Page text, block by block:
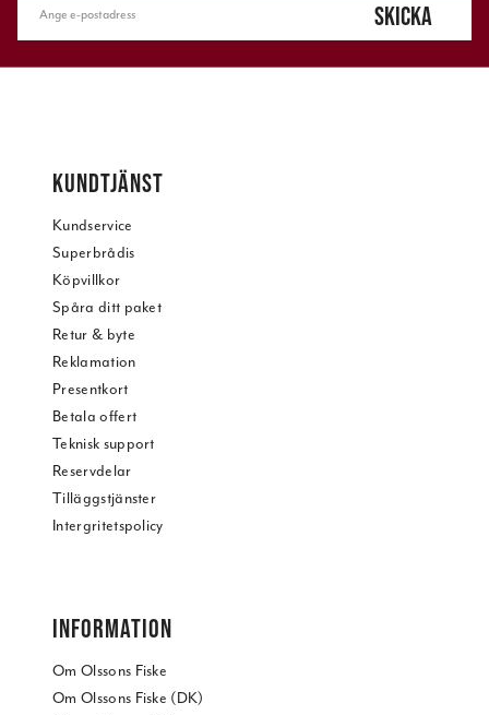
SKICKA
KUNDTJÄNST
Kundservice
Superbrådis
Köpvillkor
Spåra ditt paket
Retur & byte
Reklamation
Presentkort
Betala offert
Teknisk support
Reservdelar
Tilläggstjänster
Intergritetspolicy
INFORMATION
Om Olssons Fiske
Om Olssons Fiske (DK)